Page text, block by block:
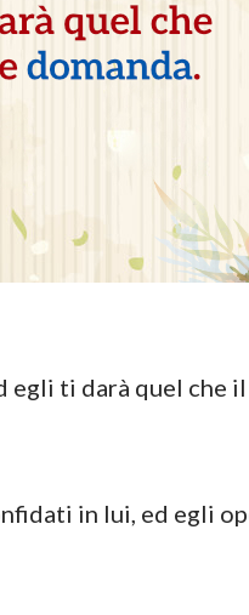
ti darà quel che
in lui, ed egli